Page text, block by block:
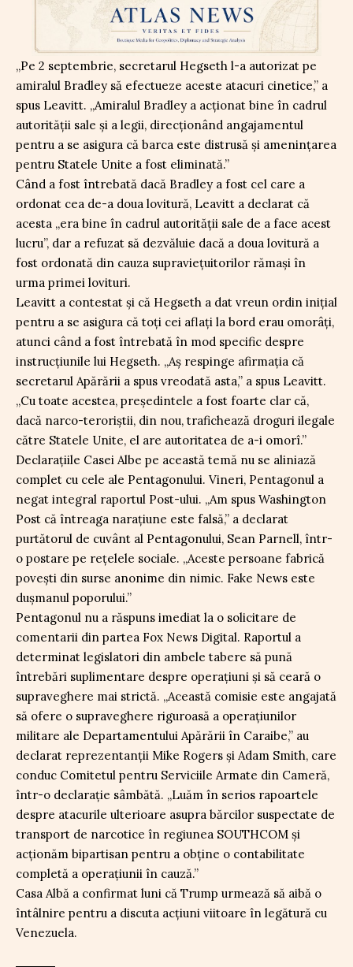
„Pe 2 septembrie, secretarul Hegseth l-a autorizat pe
amiralul Bradley să efectueze aceste atacuri cinetice,” a
spus Leavitt. „Amiralul Bradley a acționat bine în cadrul
autorității sale și a legii, direcționând angajamentul
pentru a se asigura că barca este distrusă și amenințarea
pentru Statele Unite a fost eliminată.”
Când a fost întrebată dacă Bradley a fost cel care a
ordonat cea de-a doua lovitură, Leavitt a declarat că
acesta „era bine în cadrul autorității sale de a face acest
lucru”, dar a refuzat să dezvăluie dacă a doua lovitură a
fost ordonată din cauza supraviețuitorilor rămași în
urma primei lovituri.
Leavitt a contestat și că Hegseth a dat vreun ordin inițial
pentru a se asigura că toți cei aflați la bord erau omorâți,
atunci când a fost întrebată în mod specific despre
instrucțiunile lui Hegseth. „Aș respinge afirmația că
secretarul Apărării a spus vreodată asta,” a spus Leavitt.
„Cu toate acestea, președintele a fost foarte clar că,
dacă narco-teroriștii, din nou, trafichează droguri ilegale
către Statele Unite, el are autoritatea de a-i omorî.”
Declarațiile Casei Albe pe această temă nu se aliniază
complet cu cele ale Pentagonului. Vineri, Pentagonul a
negat integral raportul Post-ului. „Am spus Washington
Post că întreaga narațiune este falsă,” a declarat
purtătorul de cuvânt al Pentagonului, Sean Parnell, într-
o postare pe rețelele sociale. „Aceste persoane fabrică
povești din surse anonime din nimic. Fake News este
dușmanul poporului.”
Pentagonul nu a răspuns imediat la o solicitare de
comentarii din partea Fox News Digital. Raportul a
determinat legislatori din ambele tabere să pună
întrebări suplimentare despre operațiuni și să ceară o
supraveghere mai strictă. „Această comisie este angajată
să ofere o supraveghere riguroasă a operațiunilor
militare ale Departamentului Apărării în Caraibe,” au
declarat reprezentanții Mike Rogers și Adam Smith, care
conduc Comitetul pentru Serviciile Armate din Cameră,
într-o declarație sâmbătă. „Luăm în serios rapoartele
despre atacurile ulterioare asupra bărcilor suspectate de
transport de narcotice în regiunea SOUTHCOM și
acționăm bipartisan pentru a obține o contabilitate
completă a operațiunii în cauză.”
Casa Albă a confirmat luni că Trump urmează să aibă o
întâlnire pentru a discuta acțiuni viitoare în legătură cu
Venezuela.